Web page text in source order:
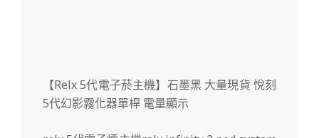
【Relx 5代電子菸主機】石墨黑 大量現貨 悅刻
5代幻影霧化器單桿 電量顯示